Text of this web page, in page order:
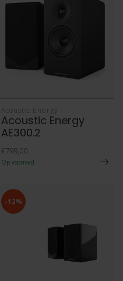
Acoustic Energy
Acoustic Energy
AE300.2
€799,00
Op voorraad
-12%